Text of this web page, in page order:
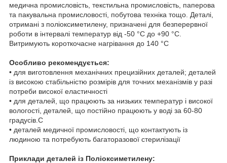
медична промисловість, текстильна промисловість, паперова
та пакувальна промисловості, побутова техніка тощо. Деталі,
отримані з поліоксиметилену, призначені для безперервної
роботи в інтервалі температур від -50 °C до +90 °C.
Витримують короткочасне нагрівання до 140 °C
Особливо рекомендується:
• для виготовлення механічних прецизійних деталей; деталей
із високою стабільністю розмірів для точних механізмів у разі
потреби високої еластичності
• для деталей, що працюють за низьких температур і високої
вологості, деталей, що постійно працюють у воді за 60-80
градусів.С
• деталей медичної промисловості, що контактують із
людиною та потребують багаторазової стерилізації
Приклади деталей із Поліоксиметилену: